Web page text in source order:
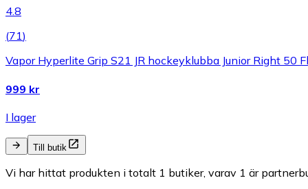
4.8
(71)
Vapor Hyperlite Grip S21 JR hockeyklubba Junior Right 50
999 kr
I lager
Till butik
Vi har hittat produkten i totalt 1 butiker, varav 1 är